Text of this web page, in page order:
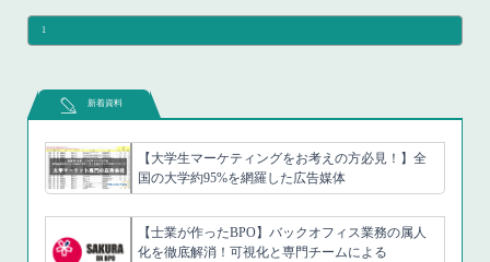
1
新着資料
【大学生マーケティングをお考えの方必見！】全
国の大学約95%を網羅した広告媒体
【士業が作ったBPO】バックオフィス業務の属人
化を徹底解消！可視化と専門チームによる